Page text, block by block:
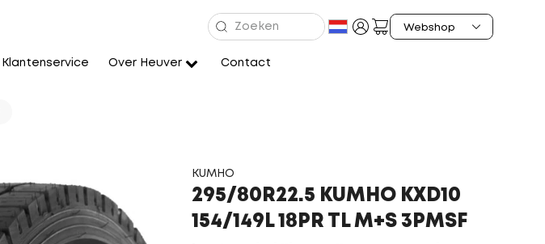
Klantenservice Over Heuver Contact
KUMHO
295/80R22.5 KUMHO KXD10
154/149L 18PR TL M+S 3PMSF